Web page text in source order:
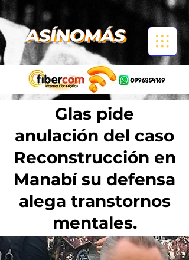
Glas pide
anulación del caso
Reconstrucción en
Manabí su defensa
alega transtornos
mentales.